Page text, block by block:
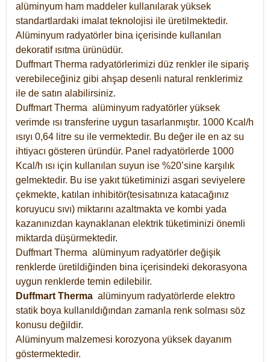
alüminyum ham maddeler kullanılarak yüksek
standartlardaki imalat teknolojisi ile üretilmektedir.
Alüminyum radyatörler bina içerisinde kullanılan
dekoratif ısıtma ürünüdür.
Duffmart Therma radyatörlerimizi düz renkler ile sipariş
verebileceğiniz gibi ahşap desenli natural renklerimiz
ile de satın alabilirsiniz.
Duffmart Therma alüminyum radyatörler yüksek
verimde ısı transferine uygun tasarlanmıştır. 1000 Kcal/h
ısıyı 0,64 litre su ile vermektedir. Bu değer ile en az su
ihtiyacı gösteren üründür. Panel radyatörlerde 1000
Kcal/h ısı için kullanılan suyun ise %20’sine karşılık
gelmektedir. Bu ise yakıt tüketiminizi asgari seviyelere
çekmekte, katılan inhibitör(tesisatınıza katacağınız
koruyucu sıvı) miktarını azaltmakta ve kombi yada
kazanınızdan kaynaklanan elektrik tüketiminizi önemli
miktarda düşürmektedir.
Duffmart Therma alüminyum radyatörler değişik
renklerde üretildiğinden bina içerisindeki dekorasyona
uygun renklerde temin edilebilir.
Duffmart Therma alüminyum radyatörlerde elektro
statik boya kullanıldığından zamanla renk solması söz
konusu değildir.
Alüminyum malzemesi korozyona yüksek dayanım
göstermektedir.